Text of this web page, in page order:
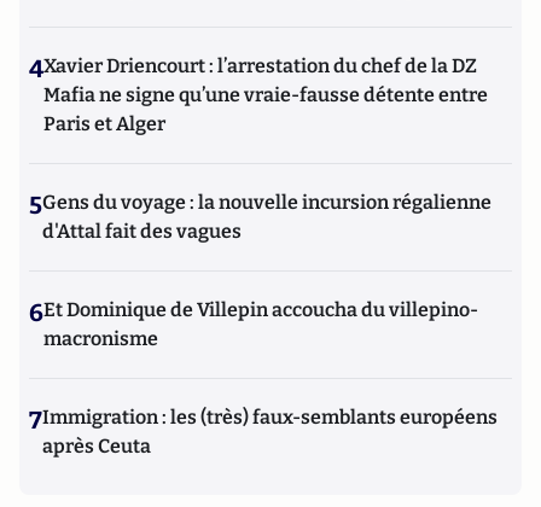
4Xavier Driencourt : l’arrestation du chef de la DZ
Mafia ne signe qu’une vraie-fausse détente entre
Paris et Alger
5Gens du voyage : la nouvelle incursion régalienne
d'Attal fait des vagues
6Et Dominique de Villepin accoucha du villepino-
macronisme
7Immigration : les (très) faux-semblants européens
après Ceuta